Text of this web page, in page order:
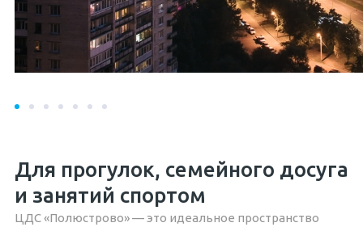
Для прогулок, семейного досуга
и занятий спортом
ЦДС «Полюстрово» — это идеальное пространство